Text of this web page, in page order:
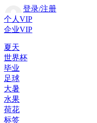
登录/注册
个人VIP
企业VIP
夏天
世界杯
毕业
足球
大暑
水果
荷花
标签